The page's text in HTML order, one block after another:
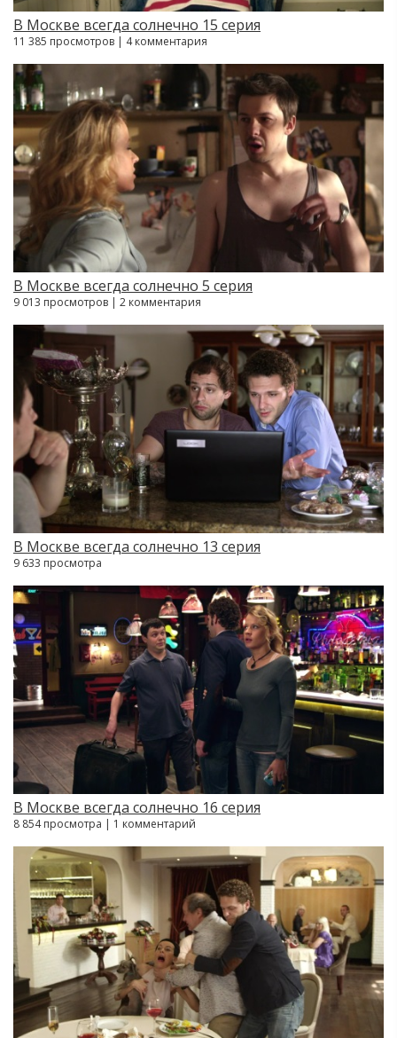
В Москве всегда солнечно 15 серия
11 385 просмотров | 4 комментария
В Москве всегда солнечно 5 серия
9 013 просмотров | 2 комментария
В Москве всегда солнечно 13 серия
9 633 просмотра
В Москве всегда солнечно 16 серия
8 854 просмотра | 1 комментарий